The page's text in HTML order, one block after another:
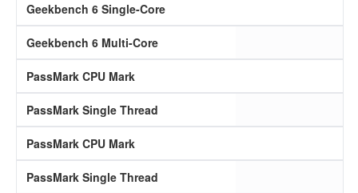
Geekbench 6 Single-Core
Geekbench 6 Multi-Core
PassMark CPU Mark
PassMark Single Thread
PassMark CPU Mark
PassMark Single Thread